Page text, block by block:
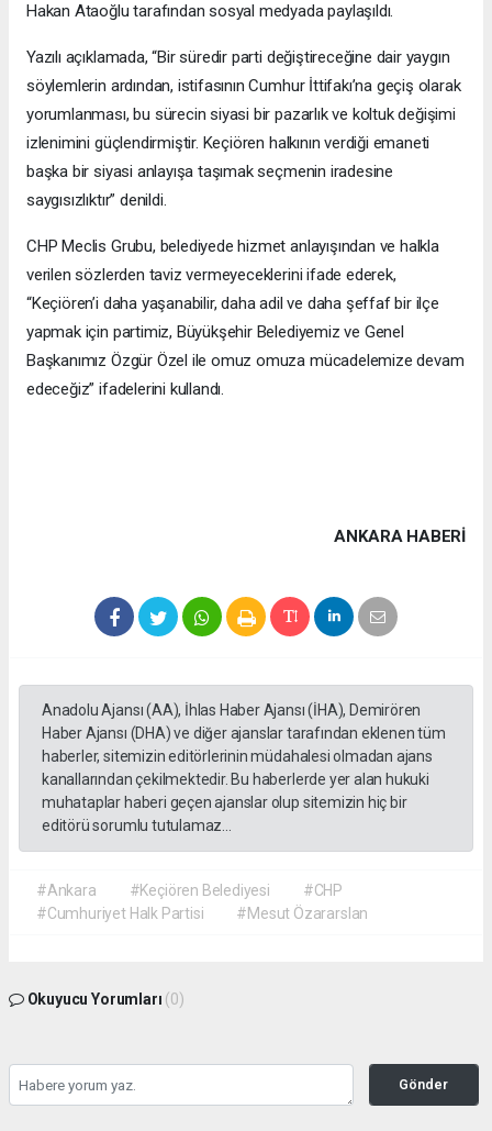
Hakan Ataoğlu tarafından sosyal medyada paylaşıldı.
Yazılı açıklamada, “Bir süredir parti değiştireceğine dair yaygın
söylemlerin ardından, istifasının Cumhur İttifakı’na geçiş olarak
yorumlanması, bu sürecin siyasi bir pazarlık ve koltuk değişimi
izlenimini güçlendirmiştir. Keçiören halkının verdiği emaneti
başka bir siyasi anlayışa taşımak seçmenin iradesine
saygısızlıktır” denildi.
CHP Meclis Grubu, belediyede hizmet anlayışından ve halkla
verilen sözlerden taviz vermeyeceklerini ifade ederek,
“Keçiören’i daha yaşanabilir, daha adil ve daha şeffaf bir ilçe
yapmak için partimiz, Büyükşehir Belediyemiz ve Genel
Başkanımız Özgür Özel ile omuz omuza mücadelemize devam
edeceğiz” ifadelerini kullandı.
ANKARA HABERİ
Anadolu Ajansı (AA), İhlas Haber Ajansı (İHA), Demirören
Haber Ajansı (DHA) ve diğer ajanslar tarafından eklenen tüm
haberler, sitemizin editörlerinin müdahalesi olmadan ajans
kanallarından çekilmektedir. Bu haberlerde yer alan hukuki
muhataplar haberi geçen ajanslar olup sitemizin hiç bir
editörü sorumlu tutulamaz...
#Ankara #Keçiören Belediyesi
#CHP
#Cumhuriyet Halk Partisi
#Mesut Özararslan
Okuyucu Yorumları (0)
Gönder